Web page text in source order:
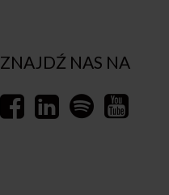
ZNAJDŹ NAS NA